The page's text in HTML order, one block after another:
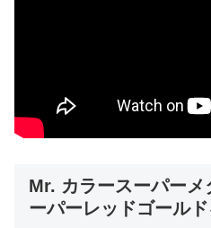
Mr. カラースーパーメ
ーパーレッドゴール